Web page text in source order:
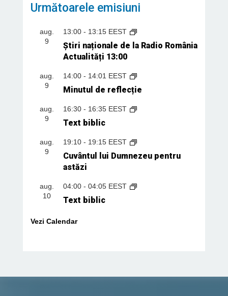
Următoarele emisiuni
aug.
9
13:00- 13:15 EEST
Știri naționale de la Radio România
Actualități 13:00
aug.
9
14:00- 14:01 EEST
Minutul de reflecție
aug.
9
16:30- 16:35 EEST
Text biblic
aug.
9
19:10- 19:15 EEST
Cuvântul lui Dumnezeu pentru
astăzi
aug.
10
04:00- 04:05 EEST
Text biblic
Vezi Calendar